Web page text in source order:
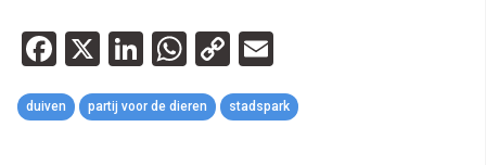
Facebook
X LinkedIn
WhatsApp
Copy
Link
duiven partij voor de dieren stadspark